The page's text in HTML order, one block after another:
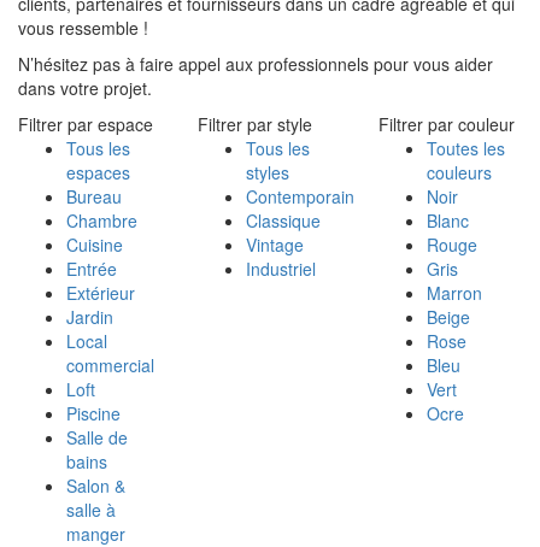
vous ressemble !
N’hésitez pas à faire appel aux professionnels pour vous aider
dans votre projet.
Filtrer par espace
Tous les
espaces
Bureau
Chambre
Cuisine
Entrée
Extérieur
Jardin
Local
commercial
Loft
Piscine
Salle de
bains
Salon &
salle à
manger
Filtrer par style
Tous les
styles
Contemporain
Classique
Vintage
Industriel
Filtrer par couleur
Toutes les
couleurs
Noir
Blanc
Rouge
Gris
Marron
Beige
Rose
Bleu
Vert
Ocre